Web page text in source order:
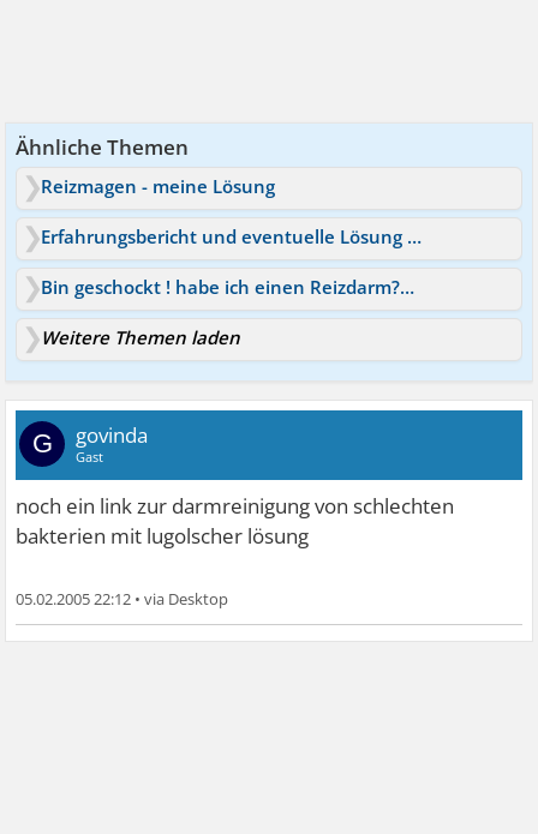
Ähnliche Themen
Reizmagen - meine Lösung
Erfahrungsbericht und eventuelle Lösung für RDS!
Bin geschockt ! habe ich einen Reizdarm?Das ist die Lösung?
Weitere Themen laden
G govinda
Gast
noch ein link zur darmreinigung von schlechten
bakterien mit lugolscher lösung
05.02.2005 22:12 •